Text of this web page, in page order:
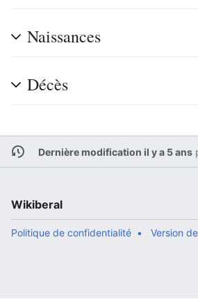
Naissances
Décès
Dernière modification il y a 5 ans
Wikiberal
Politique de confidentialité Version